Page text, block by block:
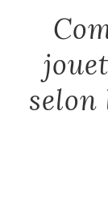
selon